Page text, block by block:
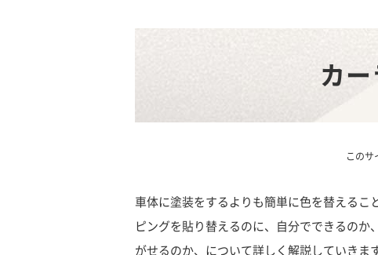
カ
このサ
車体に塗装をするよりも簡単に色を替える
ピングを貼り替えるのに、自分でできるの
がせるのか、について詳しく解説していきます